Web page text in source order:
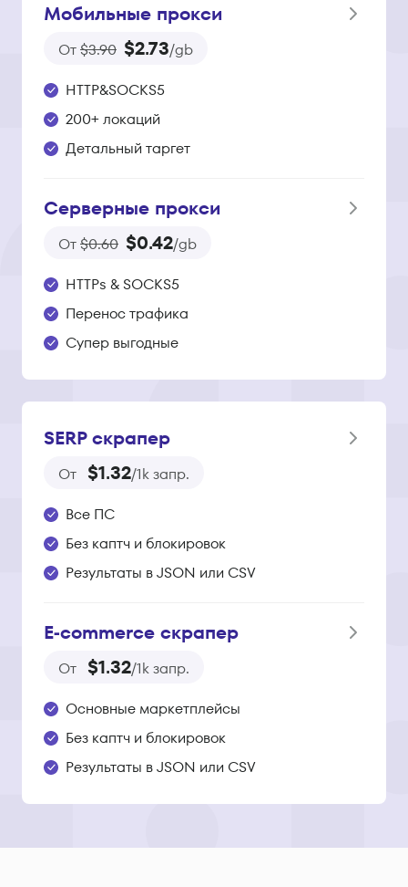
Мобильные прокси
От$3.90 $2.73/gb
HTTP&SOCKS5
200+ локаций
Детальный таргет
Серверные прокси
От$0.60 $0.42/gb
HTTPs & SOCKS5
Перенос трафика
Супер выгодные
SERP скрапер
От $1.32/1k запр.
Все ПС
Без каптч и блокировок
Результаты в JSON или CSV
E‑commerce скрапер
От $1.32/1k запр.
Основные маркетплейсы
Без каптч и блокировок
Результаты в JSON или CSV